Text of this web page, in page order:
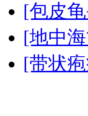
[包皮
[地中
[带状